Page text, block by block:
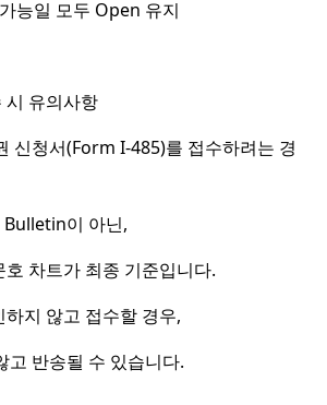
능일 모두 Open 유지
시 유의사항
신청서(Form I-485)를 접수하려는 경
Bulletin이 아닌,
호 차트가 최종 기준입니다.
하지 않고 접수할 경우,
고 반송될 수 있습니다.